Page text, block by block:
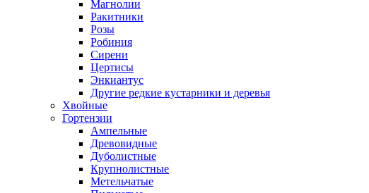
Магнолии
Ракитники
Розы
Робиния
Сирени
Цертисы
Энкиантус
Другие редкие кустарники и деревья
Хвойные
Гортензии
Ампельные
Древовидные
Дуболистные
Крупнолистные
Метельчатые